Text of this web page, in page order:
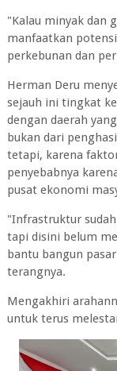
"Kalau minyak dan
manfaatkan
perkebunan dan
Herman Deru
sejauh ini tingkat
dengan daerah
bukan dari
tetapi, karena
penyebabnya
pusat ekonomi
"Infrastruktur
tapi disini belum
bantu bangun
terangnya.
Mengakhiri
untuk terus